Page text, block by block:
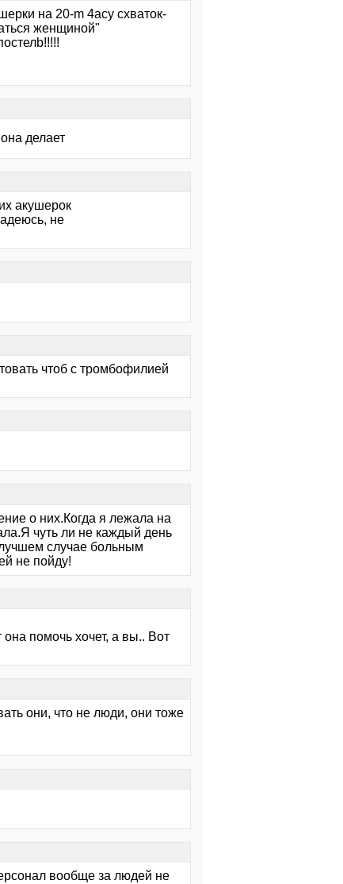
на 20-m 4асу схваток-
женщиной"
делает
акушерок
не
чтоб с тромбофилией
о них.Когда я лежала на
чуть ли не каждый день
случае больным
не пойду!
помочь хочет, а вы.. Вот
они, что не люди, они тоже
вообще за людей не